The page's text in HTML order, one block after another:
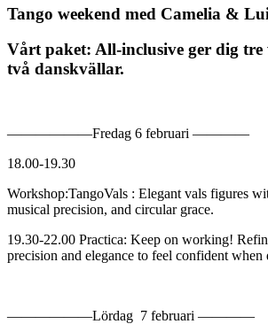
Tango weekend med Camelia &
Vårt paket: All-inclusive ger dig tre
två danskvällar.
——————Fredag 6 februari ————
18.00-19.30
Workshop:TangoVals : Elegant vals figures
musical precision, and circular grace.
19.30-22.00 Practica: Keep on working!
precision and elegance to feel confident when
——————Lördag 7 februari ————